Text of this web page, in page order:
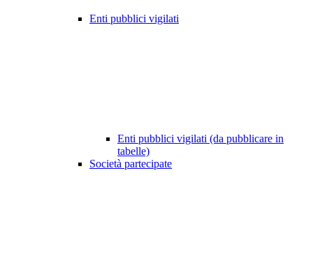
Enti pubblici vigilati
Enti pubblici vigilati (da pubblicare in
tabelle)
Società partecipate